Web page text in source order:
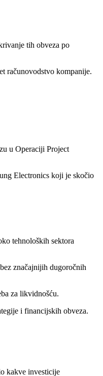
tih obveza po
računovodstvo kompanije.
u Operaciji Project
Electronics koji je skočio
tehnoloških sektora
značajnijih dugoročnih
za likvidnošću.
i financijskih obveza.
kakve investicije